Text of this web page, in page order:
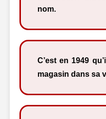
nom.
C’est en 1949
magasin dans sa